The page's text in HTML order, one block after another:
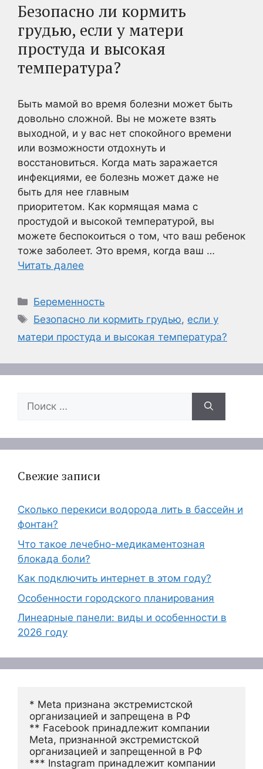
Безопасно ли кормить
грудью, если у матери
простуда и высокая
температура?
Быть мамой во время болезни может быть
довольно сложной. Вы не можете взять
выходной, и у вас нет спокойного времени
или возможности отдохнуть и
восстановиться. Когда мать заражается
инфекциями, ее болезнь может даже не
быть для нее главным
приоритетом. Как кормящая мама с
простудой и высокой температурой, вы
можете беспокоиться о том, что ваш ребенок
тоже заболеет. Это время, когда ваш …
Читать далее
Рубрики
Беременность
Метки
Безопасно ли кормить грудью, если у
матери простуда и высокая температура?
Поиск:
Свежие записи
Сколько перекиси водорода лить в бассейн и
фонтан?
Что такое лечебно-медикаментозная
блокада боли?
Как подключить интернет в этом году?
Особенности городского планирования
Линеарные панели: виды и особенности в
2026 году
* Meta признана экстремистской
организацией и запрещена в РФ
** Facebook принадлежит компании
Meta, признанной экстремистской
организацией и запрещенной в РФ
*** Instagram принадлежит компании